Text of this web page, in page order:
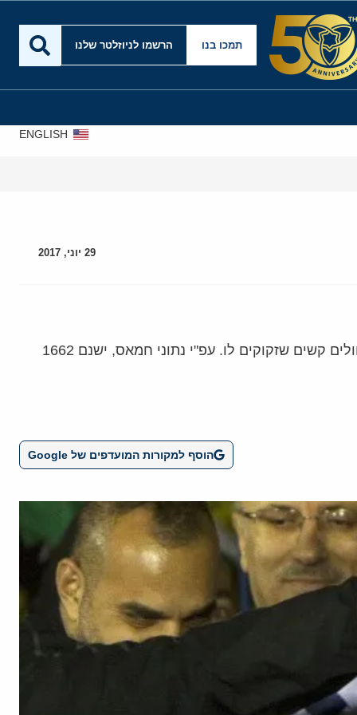
תמכו בנו הרשמו לניוזלטר שלנו
ENGLISH
29 יוני, 2017
הסנקציה החדשה מבית היוצר של עבאס נגד תושבי רצועת עזה היא הפסקת הטיפול הרפואי בבה"ח בישראל ובחו"ל לחולים קשים שזקוקים לו. עפ"י נתוני חמאס, ישנם 1662
הוסף למקורות המועדפים של Google